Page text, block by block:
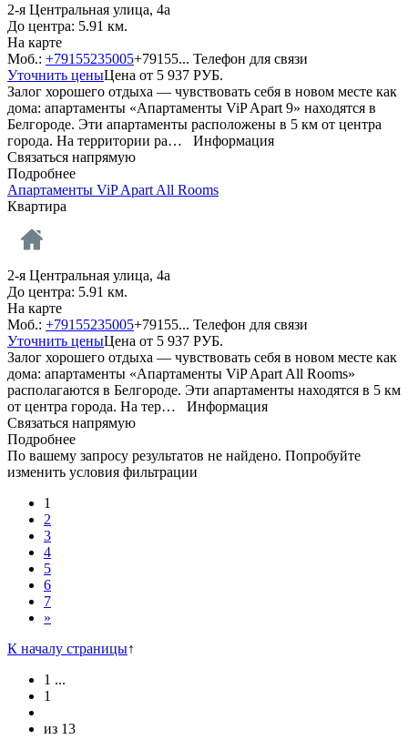
2-я Центральная улица, 4а
До центра: 5.91 км.
На карте
Моб.: +79155235005+79155... Телефон для связи
Уточнить ценыЦена от 5 937 РУБ.
Залог хорошего отдыха — чувствовать себя в новом месте как
дома: апартаменты «Апартаменты ViP Apart 9» находятся в
Белгороде. Эти апартаменты расположены в 5 км от центра
города. На территории ра… Информация
Связаться напрямую
Подробнее
Апартаменты ViP Apart All Rooms
Квартира
2-я Центральная улица, 4а
До центра: 5.91 км.
На карте
Моб.: +79155235005+79155... Телефон для связи
Уточнить ценыЦена от 5 937 РУБ.
Залог хорошего отдыха — чувствовать себя в новом месте как
дома: апартаменты «Апартаменты ViP Apart All Rooms»
располагаются в Белгороде. Эти апартаменты находятся в 5 км
от центра города. На тер… Информация
Связаться напрямую
Подробнее
По вашему запросу результатов не найдено. Попробуйте
изменить условия фильтрации
1
2
3
4
5
6
7
»
К началу страницы↑
1 ...
1
из 13